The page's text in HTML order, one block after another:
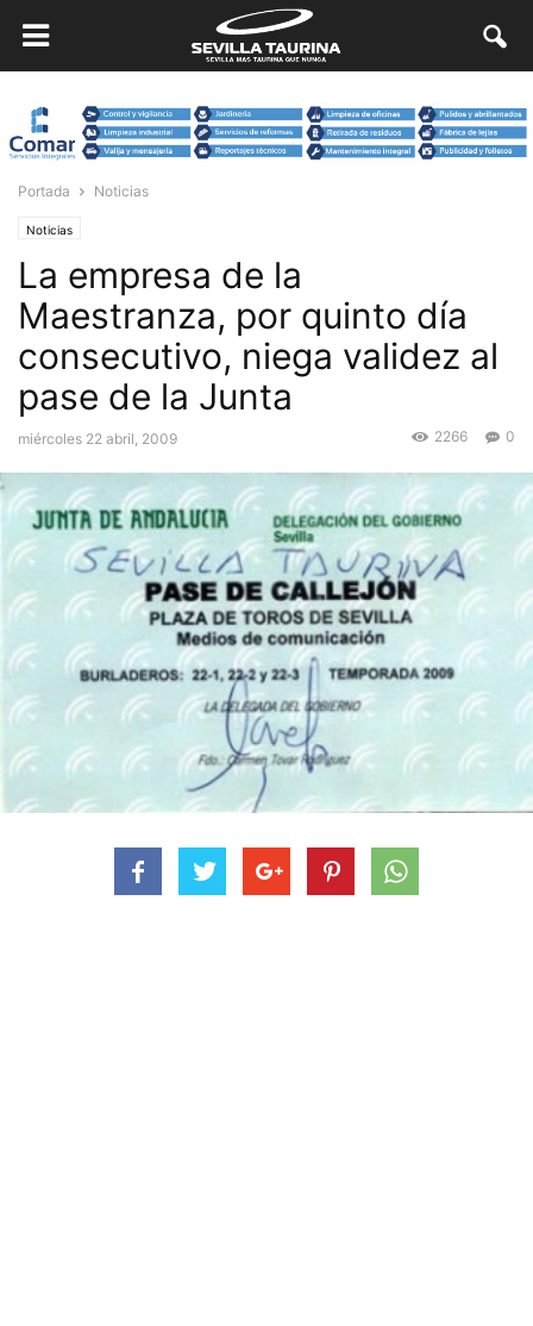
Portada Noticias
Noticias
La empresa de la
Maestranza, por quinto día
consecutivo, niega validez al
pase de la Junta
miércoles 22 abril, 2009 0
2266